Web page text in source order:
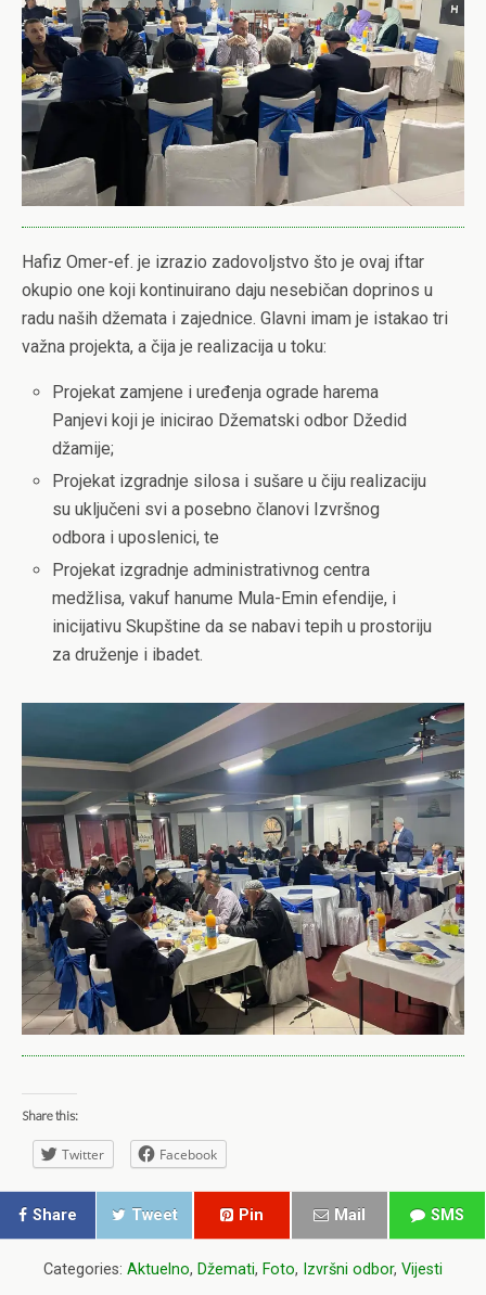
Hafiz Omer-ef. je izrazio zadovoljstvo što je ovaj iftar
okupio one koji kontinuirano daju nesebičan doprinos u
radu naših džemata i zajednice. Glavni imam je istakao tri
važna projekta, a čija je realizacija u toku:
Projekat zamjene i uređenja ograde harema
Panjevi koji je inicirao Džematski odbor Džedid
džamije;
Projekat izgradnje silosa i sušare u čiju realizaciju
su uključeni svi a posebno članovi Izvršnog
odbora i uposlenici, te
Projekat izgradnje administrativnog centra
medžlisa, vakuf hanume Mula-Emin efendije, i
inicijativu Skupštine da se nabavi tepih u prostoriju
za druženje i ibadet.
Share this:
Twitter Facebook
Share Tweet Pin Mail SMS
Categories: Aktuelno, Džemati, Foto, Izvršni odbor, Vijesti